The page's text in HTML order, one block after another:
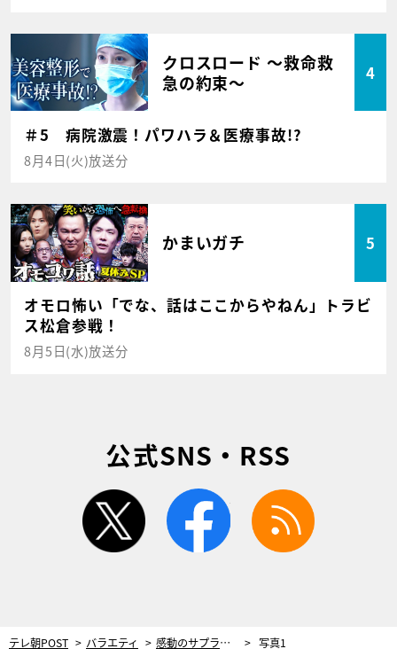
クロスロード ～救命救
急の約束～
4
＃5 病院激震！パワハラ＆医療事故!?
8月4日(火)放送分
かまいガチ 5
オモロ怖い「でな、話はここからやねん」トラビ
ス松倉参戦！
8月5日(水)放送分
公式SNS・RSS
twitter facebook
テレ朝POST バラエティ 感動のサプライズ登場！松原智恵子、喜寿のお祝いに大女優が駆けつける 写真1